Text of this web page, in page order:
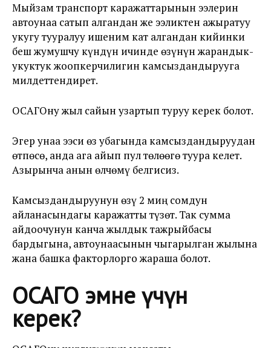
Мыйзам транспорт каражаттарынын ээлерин
автоунаа сатып алгандан же ээликтен ажыратуу
укугу тууралуу ишеним кат алгандан кийинки
беш жумушчу күндүн ичинде өзүнүн жарандык-
укуктук жоопкерчилигин камсыздандырууга
милдеттендирет.
ОСАГОну жыл сайын узартып туруу керек болот.
Эгер унаа ээси өз убагында камсыздандыруудан
өтпөсө, анда ага айып пул төлөөгө туура келет.
Азырынча анын өлчөмү белгисиз.
Камсыздандыруунун өзү 2 миң сомдун
айланасындагы каражатты түзөт. Так сумма
айдоочунун канча жылдык тажрыйбасы
бардыгына, автоунаасынын чыгарылган жылына
жана башка факторлорго жараша болот.
ОСАГО эмне үчүн
керек?